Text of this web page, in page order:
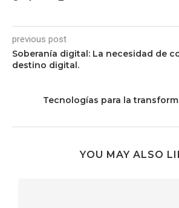
previous post
Soberanía digital: La necesidad de
destino digital.
Tecnologías para la
YOU MAY ALSO